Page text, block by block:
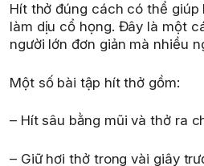
Hít thở đúng cách có thể giúp
làm dịu cổ họng. Đây là một
người lớn đơn giản mà nhiều
Một số bài tập hít thở gồm:
– Hít sâu bằng mũi và thở ra
– Giữ hơi thở trong vài giây